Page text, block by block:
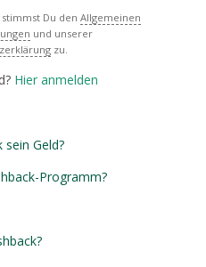
Du den Allgemeinen
und unserer
zu.
Hier anmelden
Geld?
Programm?